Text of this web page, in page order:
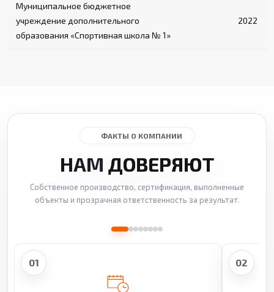
Муниципальное бюджетное
учреждение дополнительного
образования «Спортивная школа № 1»
2022
ФАКТЫ О КОМПАНИИ
НАМ ДОВЕРЯЮТ
Собственное производство, сертификация, выполненные
объекты и прозрачная ответственность за результат.
01 02